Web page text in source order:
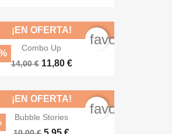
Combo Up
14,00 € 11,80 €
¡EN OFERTA!
Bubble Stories
¡EN OFERTA!